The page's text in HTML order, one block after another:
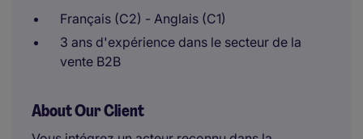
Français (C2) - Anglais (C1)
3 ans d'expérience dans le secteur de la
vente B2B
About Our Client